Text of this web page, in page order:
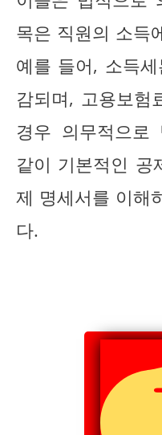
목은 직원의 소득
예를 들어, 소득세
감되며, 고용보험
경우 의무적으로
같이 기본적인 공
제 명세서를 이해
다.